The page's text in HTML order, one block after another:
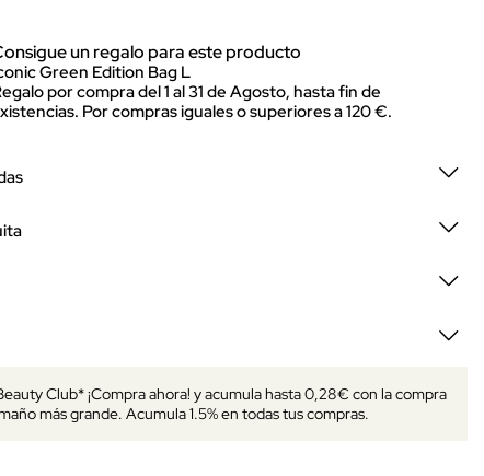
un regalo para este producto
Green Edition Bag L
por compra del 1 al 31 de Agosto, hasta fin de
Por compras iguales o superiores a 120 €.
Club* ¡Compra ahora! y acumula hasta 0,28€ con la compra
más grande. Acumula 1.5% en todas tus compras.